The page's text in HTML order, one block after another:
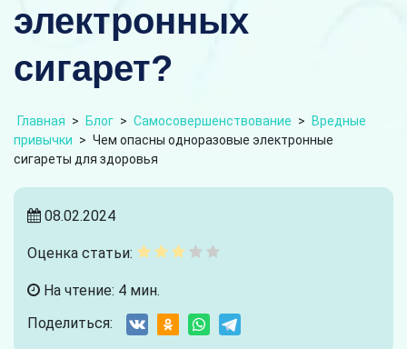
электронных
сигарет?
Главная > Блог > Самосовершенствование >
Вредные
привычки > Чем опасны одноразовые электронные
сигареты для здоровья
08.02.2024
Оценка статьи:
На чтение: 4 мин.
Поделиться: